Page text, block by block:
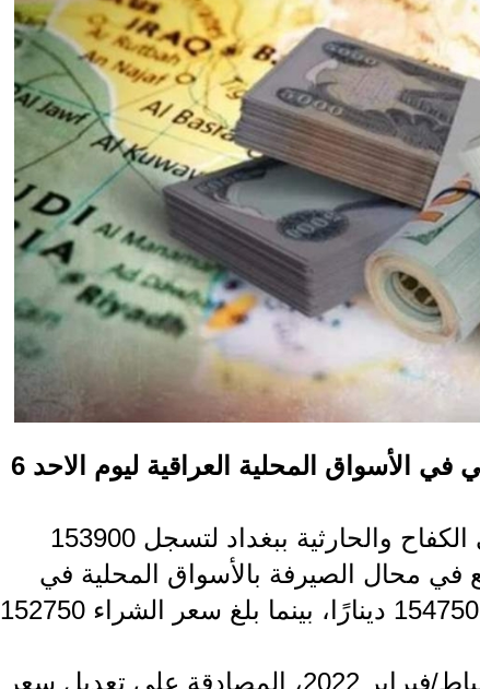
أسعار صرف الدولار مقابل الدينار العراقي في الأسواق المحلية العراقية ليوم الاحد 6
وارتفعت أسعار الدولار مع افتتاح بورصتي الكفاح والحارثية ببغداد لتسجل 153900
أما أسعار البيع في محال الصيرفة بالأسواق المحلية في
بغداد شهدت ارتفاعا، حيث بلغ سعر البيع 154750 دينارًا، بينما بلغ سعر الشراء 152750
وكان مجلس الوزراء، قد أعلن بتاريخ 7 شباط/فبراير 2022، المصادقة على تعديل سعر